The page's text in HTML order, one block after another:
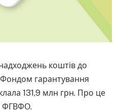
коштів до
Фондом гарантування
131,9 млн грн. Про це
ФГВФО.